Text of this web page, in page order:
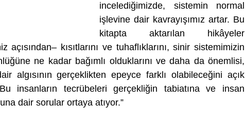
incelediğimizde, sistemin normal
işlevine dair kavrayışımız artar. Bu
kitapta aktarılan hikâyeler
açısından– kısıtlarını ve tuhaflıklarını, sinir sistemimizin
ne kadar bağımlı olduklarını ve daha da önemlisi,
algısının gerçeklikten epeyce farklı olabileceğini açık
insanların tecrübeleri gerçekliğin tabiatına ve insan
dair sorular ortaya atıyor.”